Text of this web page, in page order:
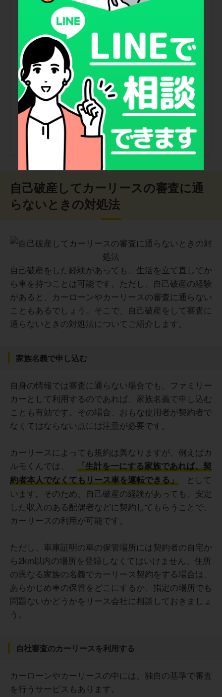
自己破産してカーリースの審査に通
らないときの対処法
自己破産をした経験があっても、生活を立て直してか
ら車を持つことは可能です。ただし、自己破産の経験
があると、カーローンやカーリースの審査に通らない
こともあるでしょう。そこで、自己破産をして審査に
通らないときの対処法についてご紹介します。
家族名義で申し込む
自身の情報では審査に通らない場合でも、ファミリー
カーとして利用するのであれば、家族名義で申し込む
ことも有効です。その場合、おもな使用者が契約者で
なくてはならない点には注意が必要です。
カーリースによっても規約は異なりますが、例えばカ
ルモくんでは、
「生計を一にする家族であれば、契
約者本人でなくてもリース車を運転できる」
として
います。そのため、自己破産の経験があっても、安定
した収入のある配偶者などに契約してもらうことで、
カーリースの利用が可能です。
ただし、車庫証明の車の保管場所には契約者の自宅か
ら2km以内の場所を登録しなくてはいけません。住所
の異なる家族の名義でカーリース契約をする場合は、
あらかじめ車の保管をどこにするか、指定の場所でも
問題ないかどうかをリース会社に相談しておきましょ
う。
自社審査のカーリースを利用する
カーローンやカーリースの中には、独自の基準で審査
を行うサービスもあります。